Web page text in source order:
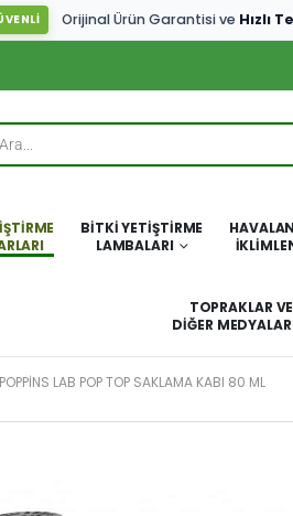
Orijinal Ürün Garantisi ve Hızlı
BITKI YETIŞTIRME
LAMBALARI
TOPRAKLAR VE
DIĞER
POPPINS LAB POP TOP SAKLAMA KABI 80 ML